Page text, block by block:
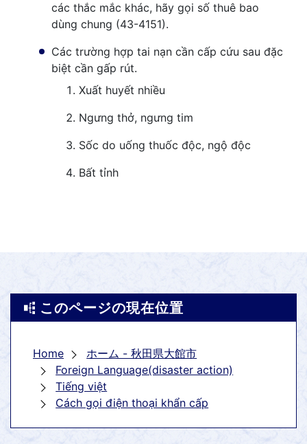
các thắc mắc khác, hãy gọi số thuê bao
dùng chung (43-4151).
Các trường hợp tai nạn cần cấp cứu sau đặc
biệt cần gấp rút.
Xuất huyết nhiều
Ngưng thở, ngưng tim
Sốc do uống thuốc độc, ngộ độc
Bất tỉnh
このページの現在位置
Home
ホーム - 秋田県大館市
Foreign Language(disaster action)
Tiếng việt
Cách gọi điện thoại khẩn cấp